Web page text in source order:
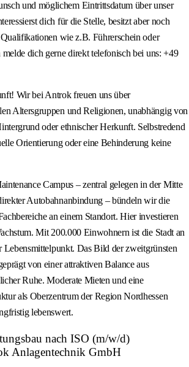
und möglichem Eintrittsdatum über unser
dich für die Stelle, besitzt aber noch
wie z.B. Führerschein oder
dich gerne direkt telefonisch bei uns: +49
Wir bei Antrok freuen uns über
Altersgruppen und Religionen, unabhängig von
oder ethnischer Herkunft. Selbstredend
Orientierung oder eine Behinderung keine
Campus – zentral gelegen in der Mitte
Autobahnanbindung – bündeln wir die
an einem Standort. Hier investieren
Mit 200.000 Einwohnern ist die Stadt an
Lebensmittelpunkt. Das Bild der zweitgrünsten
von einer attraktiven Balance aus
Ruhe. Moderate Mieten und eine
als Oberzentrum der Region Nordhessen
lebenswert.
nach ISO (m/w/d)
Anlagentechnik GmbH